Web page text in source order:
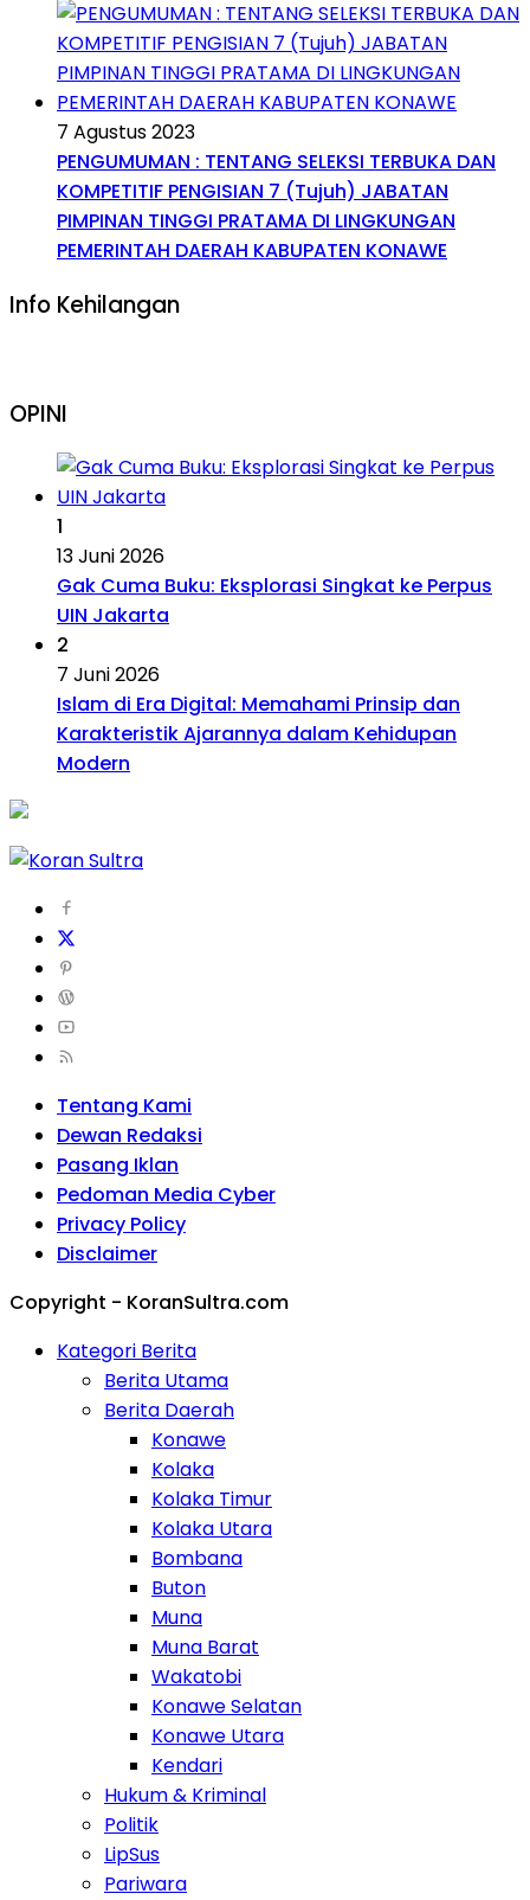
7 Agustus 2023
PENGUMUMAN : TENTANG SELEKSI TERBUKA DAN
KOMPETITIF PENGISIAN 7 (Tujuh) JABATAN
PIMPINAN TINGGI PRATAMA DI LINGKUNGAN
PEMERINTAH DAERAH KABUPATEN KONAWE
Info Kehilangan
OPINI
1
13 Juni 2026
Gak Cuma Buku: Eksplorasi Singkat ke Perpus
UIN Jakarta
2
7 Juni 2026
Islam di Era Digital: Memahami Prinsip dan
Karakteristik Ajarannya dalam Kehidupan
Modern
Tentang Kami
Dewan Redaksi
Pasang Iklan
Pedoman Media Cyber
Privacy Policy
Disclaimer
Copyright - KoranSultra.com
Kategori Berita
Berita Utama
Berita Daerah
Konawe
Kolaka
Kolaka Timur
Kolaka Utara
Bombana
Buton
Muna
Muna Barat
Wakatobi
Konawe Selatan
Konawe Utara
Kendari
Hukum & Kriminal
Politik
LipSus
Pariwara